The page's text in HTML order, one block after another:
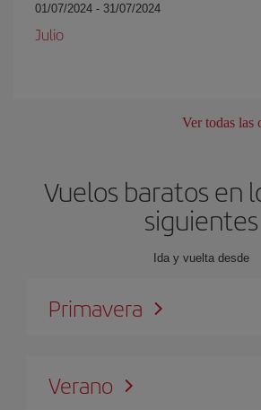
01/07/2024 - 31/07/2024
Julio
Ver todas las
Vuelos baratos en
siguientes
Ida y vuelta desde
Primavera
Verano